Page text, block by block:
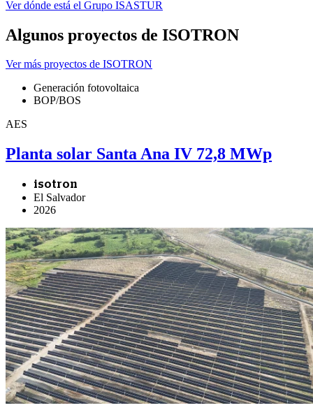
Ver dónde está el Grupo ISASTUR
Algunos proyectos de ISOTRON
Ver más proyectos de ISOTRON
Generación fotovoltaica
BOP/BOS
AES
Planta solar Santa Ana IV 72,8 MWp
isotron
El Salvador
2026